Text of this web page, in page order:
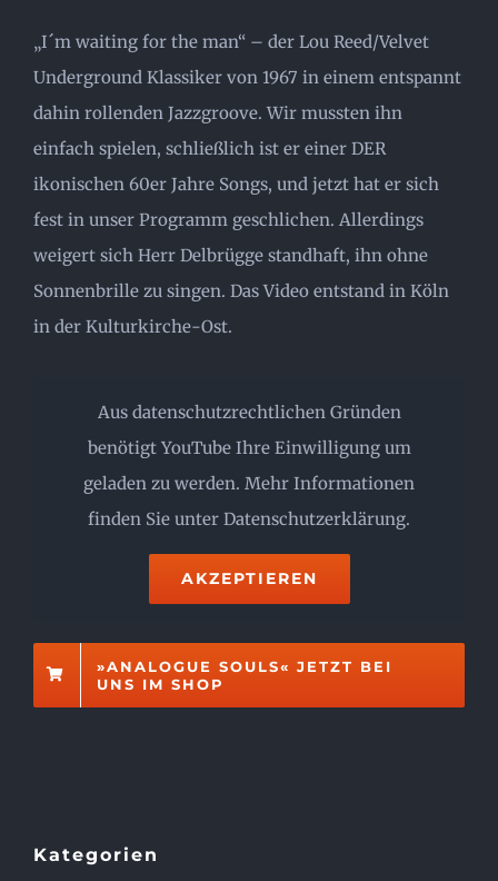
„I´m waiting for the man“ – der Lou Reed/Velvet
Underground Klassiker von 1967 in einem entspannt
dahin rollenden Jazzgroove. Wir mussten ihn
einfach spielen, schließlich ist er einer DER
ikonischen 60er Jahre Songs, und jetzt hat er sich
fest in unser Programm geschlichen. Allerdings
weigert sich Herr Delbrügge standhaft, ihn ohne
Sonnenbrille zu singen. Das Video entstand in Köln
in der Kulturkirche-Ost.
Aus datenschutzrechtlichen Gründen
benötigt YouTube Ihre Einwilligung um
geladen zu werden. Mehr Informationen
finden Sie unter Datenschutzerklärung.
AKZEPTIEREN
»ANALOGUE SOULS« JETZT BEI
UNS IM SHOP
Kategorien